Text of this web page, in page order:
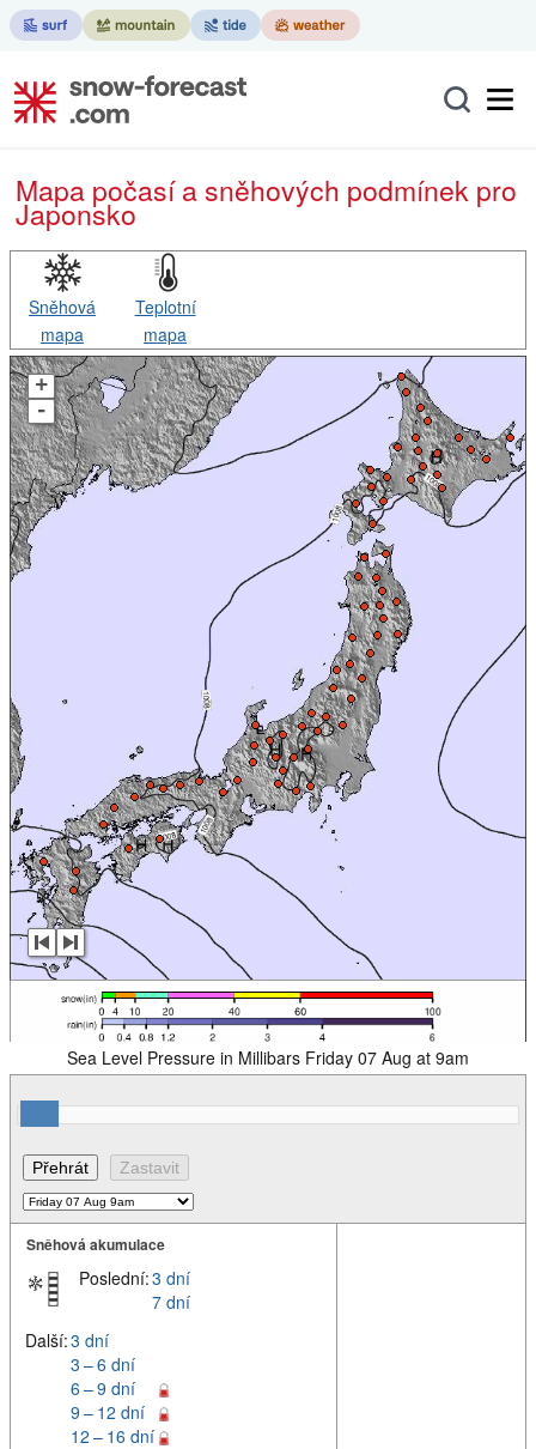
Mapa počasí a sněhových podmínek pro
Japonsko
Sněhová
mapa
Teplotní
mapa
+
-
Sea Level Pressure in Millibars Friday 07 Aug at 9am
Sněhová akumulace
Poslední:3 dní
7 dní
Další:3 dní
3 – 6 dní
6 – 9 dní
9 – 12 dní
12 – 16 dní